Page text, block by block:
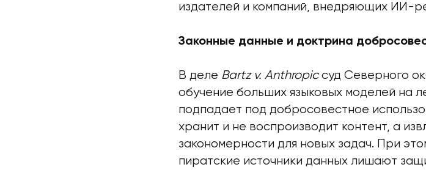
издателей и компаний, внедряющих ИИ-
Законные данные и доктрина
В деле Bartz v. Anthropicсуд Северного
обучение больших языковых моделей на
подпадает под добросовестное
хранит и не воспроизводит контент, а
закономерности для новых задач. При
пиратские источники данных лишают